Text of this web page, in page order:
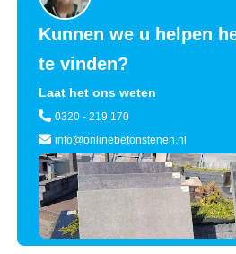
Kunnen we u helpen
te vinden?
Laat het ons weten
0320 - 219 170
info@onlinebetonstenen.nl